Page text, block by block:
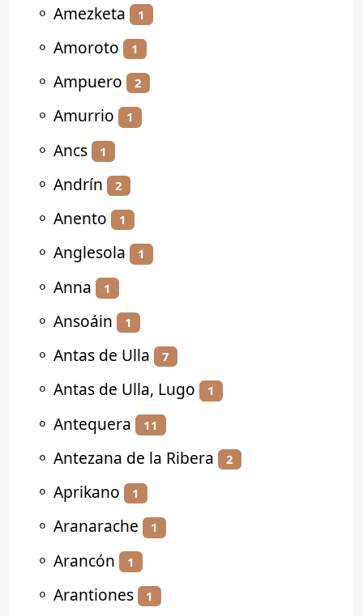
⚬ Amezketa 1
⚬ Amoroto 1
⚬ Ampuero 2
⚬ Amurrio 1
⚬ Ancs 1
⚬ Andrín 2
⚬ Anento 1
⚬ Anglesola 1
⚬ Anna 1
⚬ Ansoáin 1
⚬ Antas de Ulla 7
⚬ Antas de Ulla, Lugo 1
⚬ Antequera 11
⚬ Antezana de la Ribera 2
⚬ Aprikano 1
⚬ Aranarache 1
⚬ Arancón 1
⚬ Arantiones 1